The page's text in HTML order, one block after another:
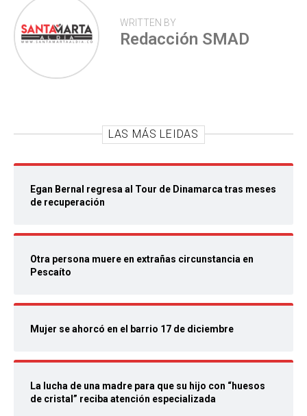
WRITTEN BY
Redacción SMAD
LAS MÁS LEIDAS
Egan Bernal regresa al Tour de Dinamarca tras meses
de recuperación
Otra persona muere en extrañas circunstancia en
Pescaíto
Mujer se ahorcó en el barrio 17 de diciembre
La lucha de una madre para que su hijo con “huesos
de cristal” reciba atención especializada